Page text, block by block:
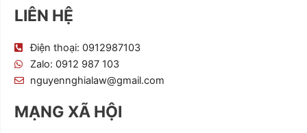
LIÊN HỆ
Điện thoại: 0912987103
Zalo: 0912 987 103
nguyennghialaw@gmail.com
MẠNG XÃ HỘI